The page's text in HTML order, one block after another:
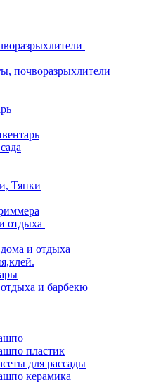
почворазрыхлители
Тяпки
отдыха
и отдыха
и барбекю
пластик
для рассады
керамика